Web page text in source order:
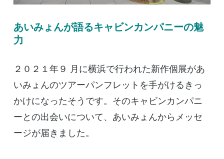
あいみょんが語るキャビンカンパニーの魅
力
２０２１年９ 月に横浜で行われた新作個展があ
いみょんのツアーパンフレットを手がけるきっ
かけになったそうです。そのキャビンカンパニ
ーとの出会いについて、あいみょんからメッセ
ージが届きました。